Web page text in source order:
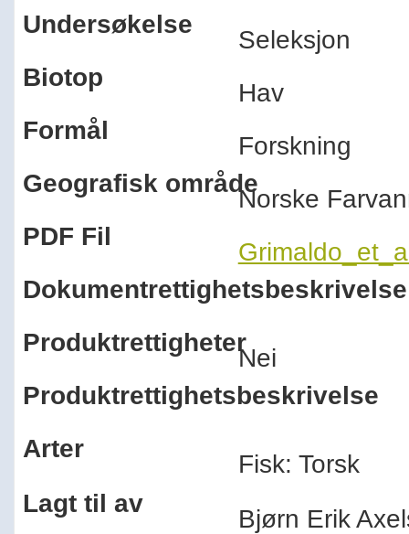
Undersøkelse
Seleksjon
Biotop
Hav
Formål
Forskning
Geografisk område
Norske
PDF Fil
Dokumentrettighetsbeskrivelse
Produktrettigheter
Nei
Produktrettighetsbeskrivelse
Arter
Fisk: Torsk
Lagt til av
Bjørn Erik